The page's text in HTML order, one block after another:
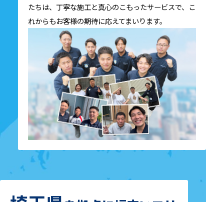
たちは、丁寧な施工と真心のこもったサービスで、こ
れからもお客様の期待に応えてまいります。